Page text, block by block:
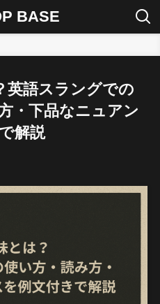
BASE
英語スラングでの
・下品なニュアン
解説